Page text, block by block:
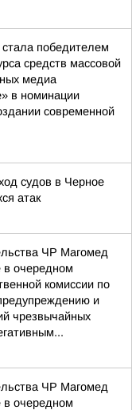
победителем
средств массовой
медиа
в номинации
современной
судов в Черное
атак
ЧР Магомед
в очередном
комиссии по
и
чрезвычайных
ЧР Магомед
в очередном